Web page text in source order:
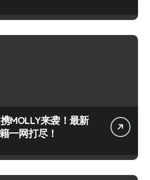
MOLLY来袭！最新
一网打尽！